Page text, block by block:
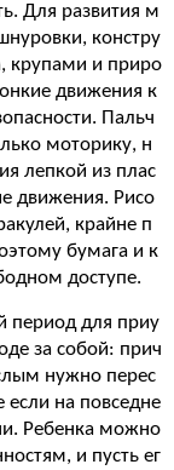
Для развития м
констру
крупами и приро
движения к
Пальч
моторику, н
лепкой из плас
движения. Рисо
крайне п
бумага и к
доступе.
период для приу
за собой: прич
нужно перес
если на повседне
Ребенка можно
и пусть ег